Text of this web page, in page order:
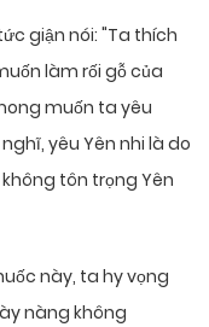
giận nói: "Ta thích
làm rối gỗ của
muốn ta yêu
yêu Yên nhi là do
tôn trọng Yên
này, ta hy vọng
nàng không